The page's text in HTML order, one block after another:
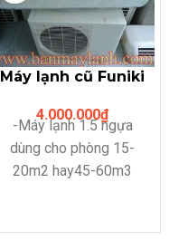
Máy lạnh cũ Funiki
đẹp,block zin)
4.000.000₫
-Máy lạnh 1.5 ngựa
dùng cho phòng 15-
20m2 hay45-60m3